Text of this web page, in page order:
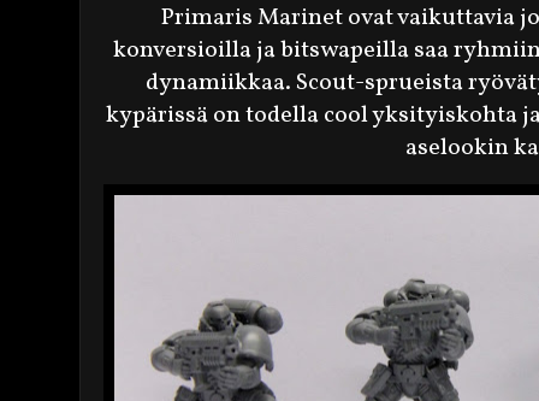
Primaris Marinet ovat vaikuttavia
konversioilla ja bitswapeilla saa
dynamiikkaa. Scout-sprueista
kypärissä on todella cool yksityiskohta
aselookin